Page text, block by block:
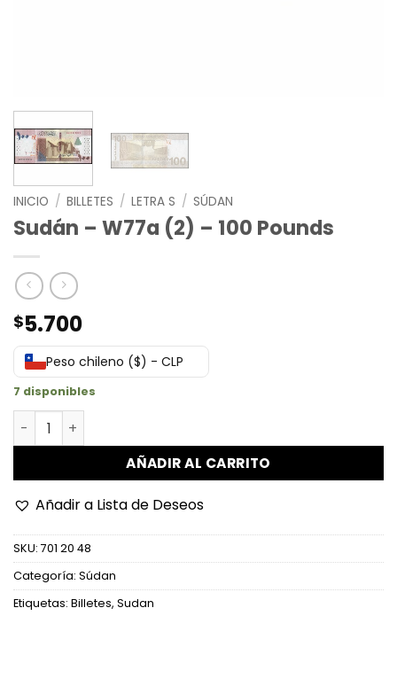
INICIO / BILLETES / LETRA S / SÚDAN
Sudán – W77a (2) – 100 Pounds
$5.700
Peso chileno ($) - CLP
7 disponibles
Sudán - W77a (2) - 100 Pounds cantidad
AÑADIR AL CARRITO
Añadir a Lista de Deseos
SKU: 701 20 48
Categoría: Súdan
Etiquetas: Billetes, Sudan